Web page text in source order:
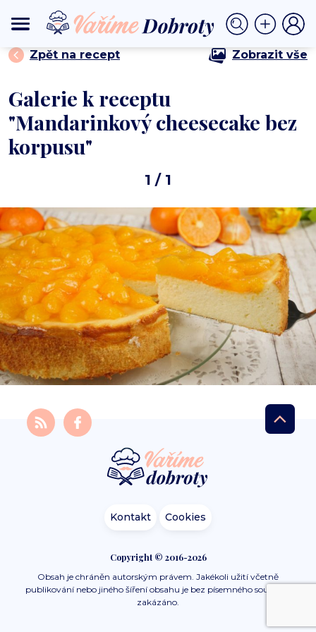
DOMŮ DEZERTY⟩ Mandarinkový cheesecake bez korpusu
Zpět na recept Zobrazit vše
Galerie k receptu
"Mandarinkový cheesecake bez
korpusu"
1 / 1
Kontakt Cookies
Copyright © 2016-2026
Obsah je chráněn autorským právem. Jakékoli užití včetně
publikování nebo jiného šíření obsahu je bez písemného souhlasu
zakázáno.